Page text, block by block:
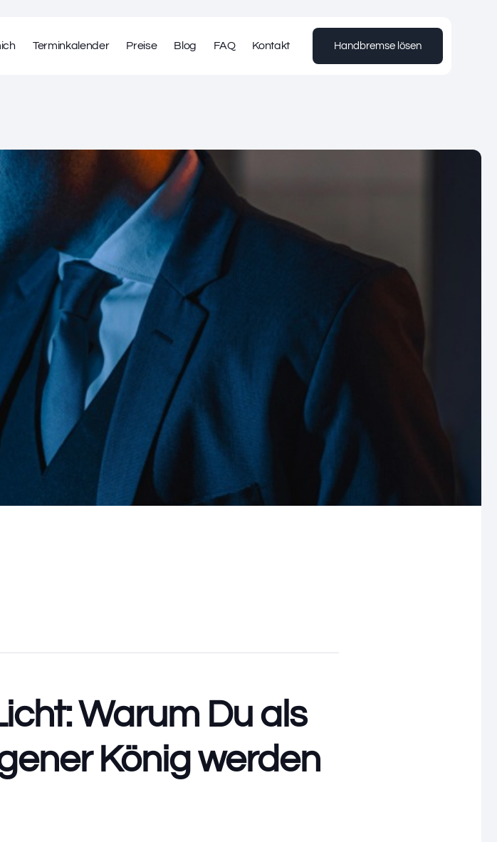
Terminkalender Preise Blog FAQ Kontakt Handbremse lösen
Warum Du als
König werden